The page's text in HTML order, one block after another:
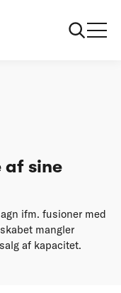
af sine
ifm. fusioner med
mangler
af kapacitet.